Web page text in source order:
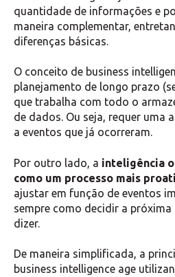
quantidade de informações e
maneira complementar,
diferenças básicas.
O conceito de business
planejamento de longo prazo
que trabalha com todo o
de dados. Ou seja, requer uma
a eventos que já ocorreram.
Por outro lado, a inteligência
como um processo mais
ajustar em função de eventos
sempre como decidir a
dizer.
De maneira simplificada, a
business intelligence age